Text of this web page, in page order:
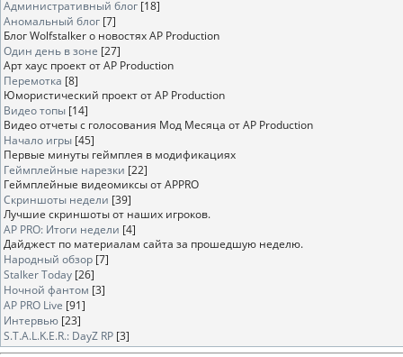
Административный блог [18]
Аномальный блог [7]
Блог Wolfstalker о новостях AP Production
Один день в зоне [27]
Арт хаус проект от AP Production
Перемотка [8]
Юмористический проект от AP Production
Видео топы [14]
Видео отчеты с голосования Мод Месяца от AP Production
Начало игры [45]
Первые минуты геймплея в модификациях
Геймплейные нарезки [22]
Геймплейные видеомиксы от APPRO
Скриншоты недели [39]
Лучшие скриншоты от наших игроков.
AP PRO: Итоги недели [4]
Дайджест по материалам сайта за прошедшую неделю.
Народный обзор [7]
Stalker Today [26]
Ночной фантом [3]
AP PRO Live [91]
Интервью [23]
S.T.A.L.K.E.R.: DayZ RP [3]